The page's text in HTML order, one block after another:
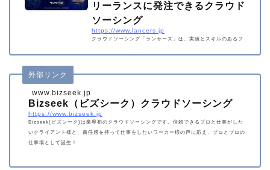
リーランスに発注できるクラウド
ソーシング
https://www.lancers.jp
クラウドソーシング「ランサーズ」は、実績とスキルのあるフ
もりすべてが無料ですので、この機会にぜひ、日本最大級の…
www.bizseek.jp
外部リンク
Bizseek（ビズシーク）クラウドソーシング
https://www.bizseek.jp
Bizseek(ビズシーク)は業界初のクラウドソーシングです。信頼できるプロと仕事がした
いクライアント様と、責任感を持って仕事をしたいワーカー様の声に応え、プロとプロの
仕事場として誕生！